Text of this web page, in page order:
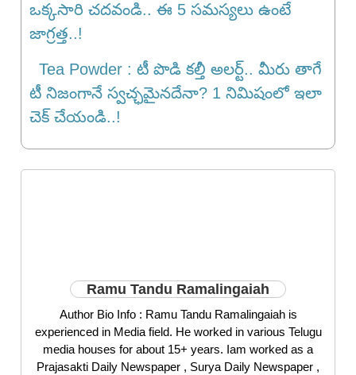
ఒక్కసారి చదవండి.. ఈ 5 సమస్యలు ఉంటే
జాగ్రత్త..!
Tea Powder : టీ పొడి కల్తీ అలర్ట్.. మీరు తాగే
టీ నిజంగానే స్వచ్ఛమైనదేనా? 1 నిమిషంలో ఇలా
చెక్ చేయండి..!
Ramu Tandu Ramalingaiah
Author Bio Info : Ramu Tandu Ramalingaiah is
experienced in Media field. He worked in various Telugu
media houses for about 15+ years. Iam worked as a
Prajasakti Daily Newspaper , Surya Daily Newspaper ,